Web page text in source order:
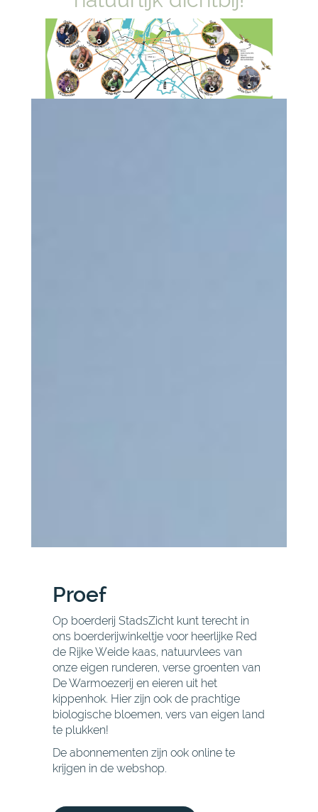
Proef
Op boerderij StadsZicht kunt terecht in
ons boerderijwinkeltje voor heerlijke Red
de Rijke Weide kaas, natuurvlees van
onze eigen runderen, verse groenten van
De Warmoezerij en eieren uit het
kippenhok. Hier zijn ook de prachtige
biologische bloemen, vers van eigen land
te plukken!
De abonnementen zijn ook online te
krijgen in de webshop.